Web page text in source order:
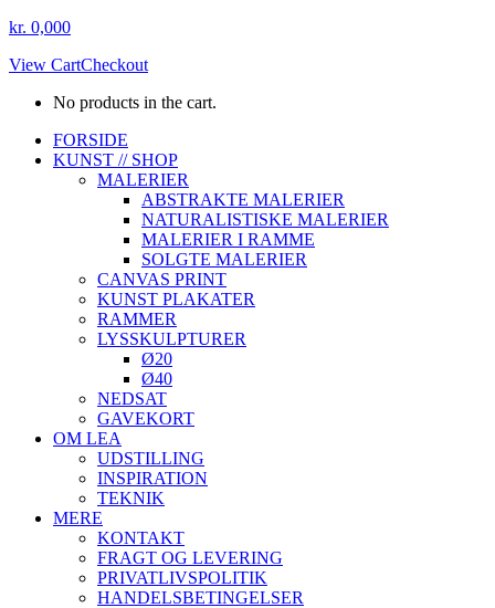
kr. 0,000
View CartCheckout
No products in the cart.
Instagram
page
Facebook
page
FORSIDE
KUNST // SHOP
MALERIER
ABSTRAKTE MALERIER
NATURALISTISKE MALERIER
MALERIER I RAMME
SOLGTE MALERIER
CANVAS PRINT
KUNST PLAKATER
RAMMER
LYSSKULPTURER
Ø20
Ø40
NEDSAT
GAVEKORT
OM LEA
UDSTILLING
INSPIRATION
TEKNIK
MERE
KONTAKT
FRAGT OG LEVERING
PRIVATLIVSPOLITIK
HANDELSBETINGELSER